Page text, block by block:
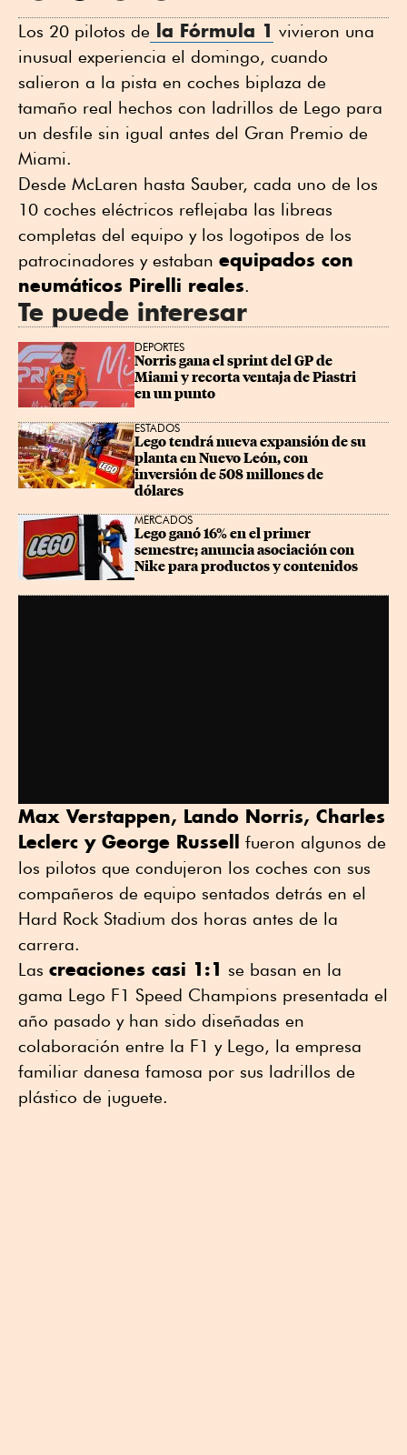
Los 20 pilotos de la Fórmula 1 vivieron una
inusual experiencia el domingo, cuando
salieron a la pista en coches biplaza de
tamaño real hechos con ladrillos de Lego para
un desfile sin igual antes del Gran Premio de
Miami.
Desde McLaren hasta Sauber, cada uno de los
10 coches eléctricos reflejaba las libreas
completas del equipo y los logotipos de los
patrocinadores y estaban equipados con
neumáticos Pirelli reales.
Te puede interesar
DEPORTES
Norris gana el sprint del GP de
Miami y recorta ventaja de Piastri
en un punto
ESTADOS
Lego tendrá nueva expansión de su
planta en Nuevo León, con
inversión de 508 millones de
dólares
MERCADOS
Lego ganó 16% en el primer
semestre; anuncia asociación con
Nike para productos y contenidos
Max Verstappen, Lando Norris, Charles
Leclerc y George Russell
fueron algunos de
los pilotos que condujeron los coches con sus
compañeros de equipo sentados detrás en el
Hard Rock Stadium dos horas antes de la
carrera.
Las creaciones casi 1:1 se basan en la
gama Lego F1 Speed Champions presentada el
año pasado y han sido diseñadas en
colaboración entre la F1 y Lego, la empresa
familiar danesa famosa por sus ladrillos de
plástico de juguete.